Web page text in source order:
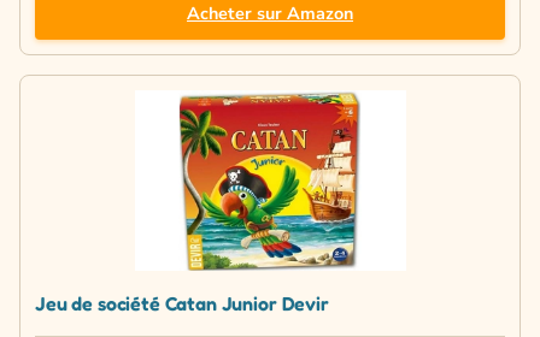
Acheter sur Amazon
Jeu de société Catan Junior Devir